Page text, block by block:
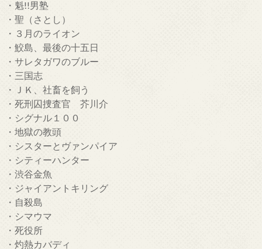
・魁!!男塾
・聖（さとし）
・３月のライオン
・鮫島、最後の十五日
・サレタガワのブルー
・三国志
・ＪＫ、社畜を飼う
・死刑囚捜査官 芥川介
・シグナル１００
・地獄の教頭
・シスターとヴァンパイア
・シティーハンター
・渋谷金魚
・ジャイアントキリング
・自殺島
・シマウマ
・死役所
・灼熱カバディ